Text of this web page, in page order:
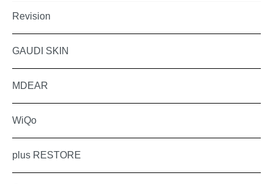
Revision
GAUDI SKIN
MDEAR
WiQo
plus RESTORE